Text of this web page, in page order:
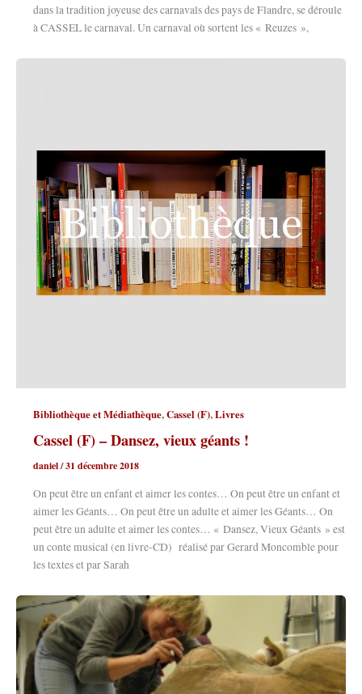
dans la tradition joyeuse des carnavals des pays de Flandre, se déroule
à CASSEL le carnaval. Un carnaval où sortent les « Reuzes »,
Bibliothèque et Médiathèque,Cassel (F),Livres
Cassel (F) – Dansez, vieux géants !
daniel/31 décembre 2018
On peut être un enfant et aimer les contes… On peut être un enfant et
aimer les Géants… On peut être un adulte et aimer les Géants… On
peut être un adulte et aimer les contes… « Dansez, Vieux Géants » est
un conte musical (en livre-CD) réalisé par Gerard Moncomble pour
les textes et par Sarah